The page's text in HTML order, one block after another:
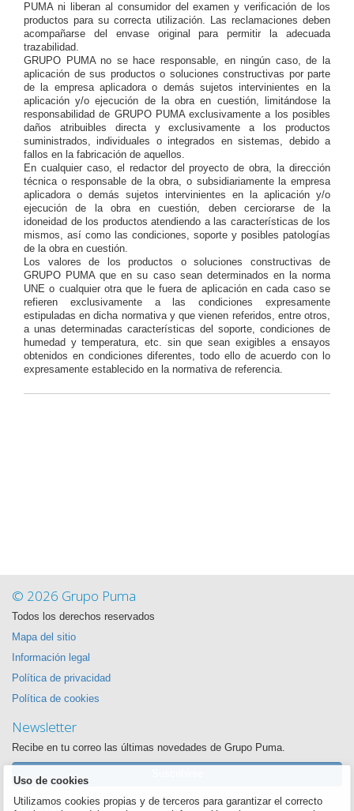
PUMA ni liberan al consumidor del examen y verificación de los
productos para su correcta utilización. Las reclamaciones deben
acompañarse del envase original para permitir la adecuada
trazabilidad.
GRUPO PUMA no se hace responsable, en ningún caso, de la
aplicación de sus productos o soluciones constructivas por parte
de la empresa aplicadora o demás sujetos intervinientes en la
aplicación y/o ejecución de la obra en cuestión, limitándose la
responsabilidad de GRUPO PUMA exclusivamente a los posibles
daños atribuibles directa y exclusivamente a los productos
suministrados, individuales o integrados en sistemas, debido a
fallos en la fabricación de aquellos.
En cualquier caso, el redactor del proyecto de obra, la dirección
técnica o responsable de la obra, o subsidiariamente la empresa
aplicadora o demás sujetos intervinientes en la aplicación y/o
ejecución de la obra en cuestión, deben cerciorarse de la
idoneidad de los productos atendiendo a las características de los
mismos, así como las condiciones, soporte y posibles patologías
de la obra en cuestión.
Los valores de los productos o soluciones constructivas de
GRUPO PUMA que en su caso sean determinados en la norma
UNE o cualquier otra que le fuera de aplicación en cada caso se
refieren exclusivamente a las condiciones expresamente
estipuladas en dicha normativa y que vienen referidos, entre otros,
a unas determinadas características del soporte, condiciones de
humedad y temperatura, etc. sin que sean exigibles a ensayos
obtenidos en condiciones diferentes, todo ello de acuerdo con lo
expresamente establecido en la normativa de referencia.
© 2026 Grupo Puma
Todos los derechos reservados
Mapa del sitio
Información legal
Política de privacidad
Política de cookies
Newsletter
Recibe en tu correo las últimas novedades de Grupo Puma.
Uso de cookies
Utilizamos cookies propias y de terceros para garantizar el correcto